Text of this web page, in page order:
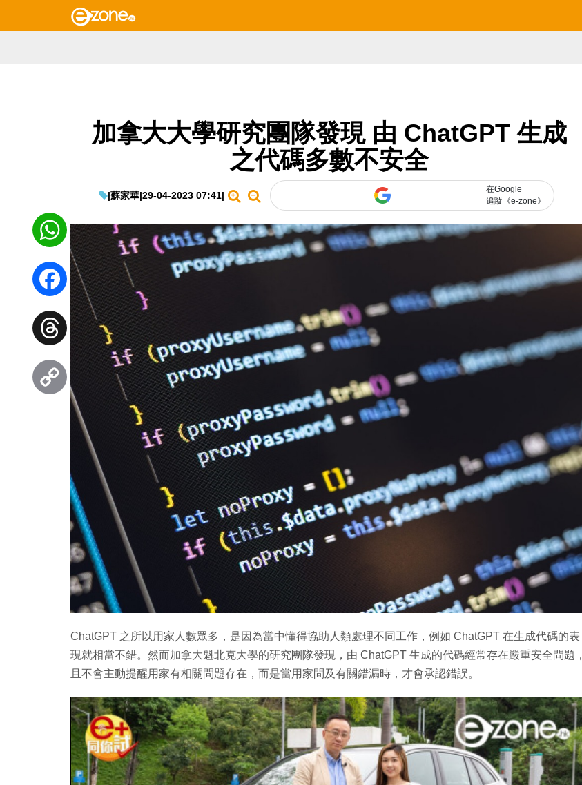
加拿大大學研究團隊發現 由 ChatGPT 生成
之代碼多數不安全
|蘇家華|29-04-2023 07:41|
在Google
追蹤《e-zone》
ChatGPT 之所以用家人數眾多，是因為當中懂得協助人類處理不同工作，例如 ChatGPT 在生成代碼的表
現就相當不錯。然而加拿大魁北克大學的研究團隊發現，由 ChatGPT 生成的代碼經常存在嚴重安全問題，
且不會主動提醒用家有相關問題存在，而是當用家問及有關錯漏時，才會承認錯誤。
WhatsApp
Facebook
Threads
Copy